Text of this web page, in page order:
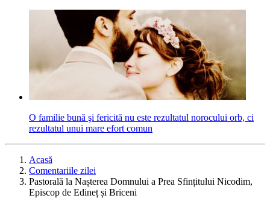
O familie bună şi fericită nu este rezultatul norocului orb, ci
rezultatul unui mare efort comun
Acasă
Comentariile zilei
Pastorală la Nașterea Domnului a Prea Sfințitului Nicodim,
Episcop de Edineț și Briceni